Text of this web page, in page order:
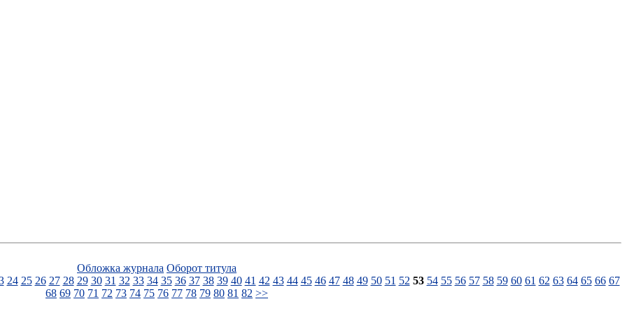
Обложка журнала Оборот титула
24 25 26 27 28 29 30 31 32 33 34 35 36 37 38 39 40 41 42 43 44 45 46 47 48 49 50 51 52 53 54 55 56 57 58 59 60 61 62 63 64 65 66 67
68 69 70 71 72 73 74 75 76 77 78 79 80 81 82 >>